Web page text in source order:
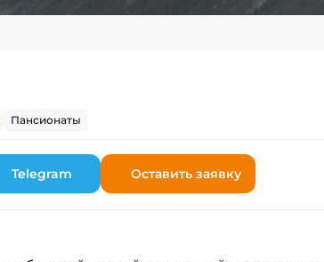
Пансионаты
Telegram Оставить заявку